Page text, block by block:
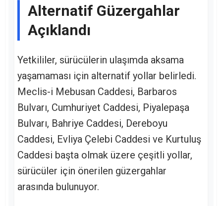
Alternatif Güzergahlar
Açıklandı
Yetkililer, sürücülerin ulaşımda aksama
yaşamaması için alternatif yollar belirledi.
Meclis-i Mebusan Caddesi, Barbaros
Bulvarı, Cumhuriyet Caddesi, Piyalepaşa
Bulvarı, Bahriye Caddesi, Dereboyu
Caddesi, Evliya Çelebi Caddesi ve Kurtuluş
Caddesi başta olmak üzere çeşitli yollar,
sürücüler için önerilen güzergahlar
arasında bulunuyor.